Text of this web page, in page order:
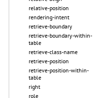
relative-position
rendering-intent
retrieve-boundary
retrieve-boundary-within-
table
retrieve-class-name
retrieve-position
retrieve-position-within-
table
right
role